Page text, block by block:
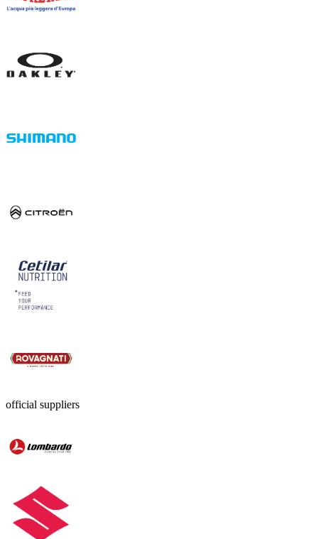
official suppliers